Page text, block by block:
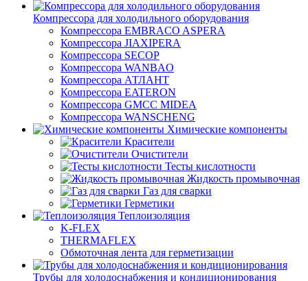
Компрессора для холодильного оборудования
Компрессора EMBRACO ASPERA
Компрессора JIAXIPERA
Компрессора SECOP
Компрессора WANBAO
Компрессора АТЛАНТ
Компрессора EATERON
Компрессора GMCC MIDEA
Компрессора WANSCHENG
Химические компоненты
Красители
Очистители
Тесты кислотности
Жидкость промывочная
Газ для сварки
Герметики
Теплоизоляция
K-FLEX
THERMAFLEX
Обмоточная лента для герметизации
Трубы для холодоснабжения и кондиционирования